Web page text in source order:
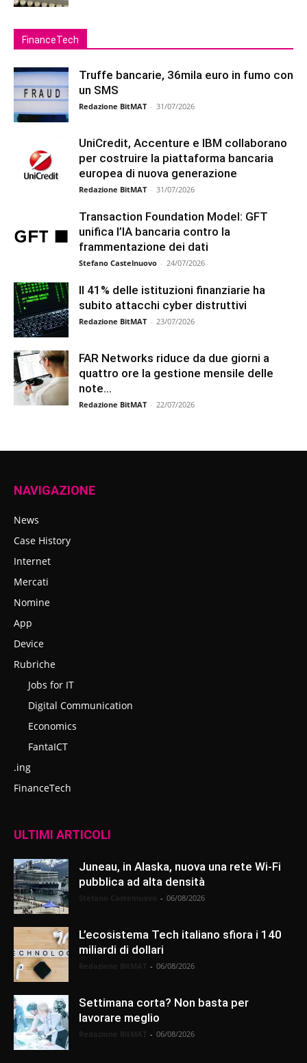
FinanceTech
Truffe bancarie, 36mila euro in fumo con
un SMS
Redazione BitMAT - 31/07/2026
UniCredit, Accenture e IBM collaborano
per costruire la piattaforma bancaria
europea di nuova generazione
Redazione BitMAT - 31/07/2026
Transaction Foundation Model: GFT
unifica l’IA bancaria contro la
frammentazione dei dati
Stefano Castelnuovo - 24/07/2026
Il 41% delle istituzioni finanziarie ha
subito attacchi cyber distruttivi
Redazione BitMAT - 23/07/2026
FAR Networks riduce da due giorni a
quattro ore la gestione mensile delle
note...
Redazione BitMAT - 22/07/2026
NAVIGAZIONE
News
Case History
Internet
Mercati
Nomine
App
Device
Rubriche
Jobs for IT
Digital Communication
Economics
FantaICT
.ing
FinanceTech
ULTIMI ARTICOLI
Juneau, in Alaska, nuova una rete Wi-Fi
pubblica ad alta densità
- 06/08/2026
L’ecosistema Tech italiano sfiora i 140
miliardi di dollari
- 06/08/2026
Settimana corta? Non basta per
lavorare meglio
- 06/08/2026